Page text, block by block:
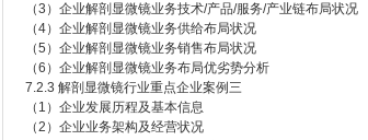
（3）企业解剖显微镜业务技术/产品/服务/产业链布局状况
（4）企业解剖显微镜业务供给布局状况
（5）企业解剖显微镜业务销售布局状况
（6）企业解剖显微镜业务布局优劣势分析
7.2.3 解剖显微镜行业重点企业案例三
（1）企业发展历程及基本信息
（2）企业业务架构及经营状况